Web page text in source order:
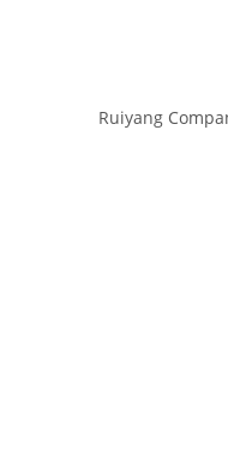
Ruiyang